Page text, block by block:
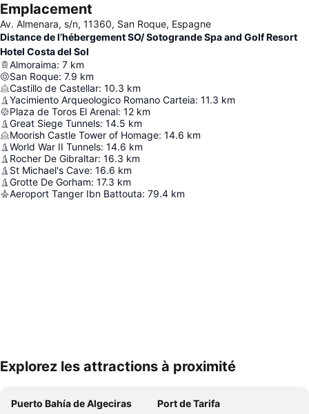
Emplacement
Av. Almenara, s/n, 11360, San Roque, Espagne
Distance de l’hébergement SO/ Sotogrande Spa and Golf Resort
Hotel Costa del Sol
Almoraima: 7 km
San Roque: 7.9 km
Castillo de Castellar: 10.3 km
Yacimiento Arqueologico Romano Carteia: 11.3 km
Plaza de Toros El Arenal: 12 km
Great Siege Tunnels: 14.5 km
Moorish Castle Tower of Homage: 14.6 km
World War II Tunnels: 14.6 km
Rocher De Gibraltar: 16.3 km
St Michael's Cave: 16.6 km
Grotte De Gorham: 17.3 km
Aeroport Tanger Ibn Battouta: 79.4 km
Explorez les attractions à proximité
Puerto Bahía de Algeciras
Port de Tarifa